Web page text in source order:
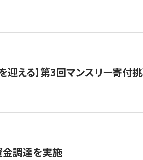
迎える】​​第3回マンスリー寄付
金調達を実施